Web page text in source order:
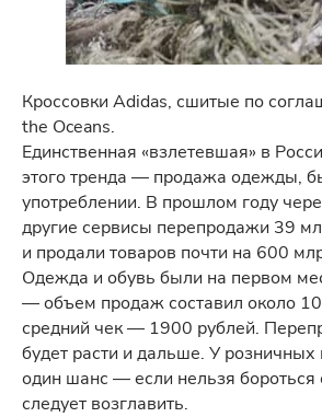
Кроссовки Adidas, сшитые по
the Oceans.
Единственная «взлетевшая» в
этого тренда — продажа одежды,
употреблении. В прошлом году
другие сервисы перепродажи 39
и продали товаров почти на 600
Одежда и обувь были на первом
— объем продаж составил около
средний чек — 1900 рублей.
будет расти и дальше. У розничных
один шанс — если нельзя бороться
следует возглавить.